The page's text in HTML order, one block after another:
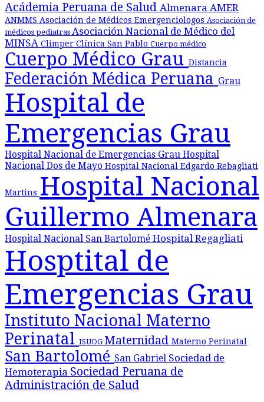
Acádemia Peruana de Salud Almenara AMER
ANMMS Asociación de Médicos Emergenciologos Asociación de
médicos pediatras Asociación Nacional de Médico del
MINSA Climper Clínica San Pablo Cuerpo médico
Cuerpo Médico Grau Distancia
Federación Médica Peruana Grau
Hospital de
Emergencias Grau
Hospital Nacional de Emergencias Grau Hospital
Nacional Dos de Mayo Hospital Nacional Edgardo Rebagliati
Martins Hospital Nacional
Guillermo Almenara
Hospital Nacional San Bartolomé Hospital Regagliati
Hosptital de
Emergencias Grau
Instituto Nacional Materno
Perinatal ISUOG Maternidad Materno Perinatal
San Bartolomé San Gabriel Sociedad de
Hemoterapia Sociedad Peruana de
Administración de Salud